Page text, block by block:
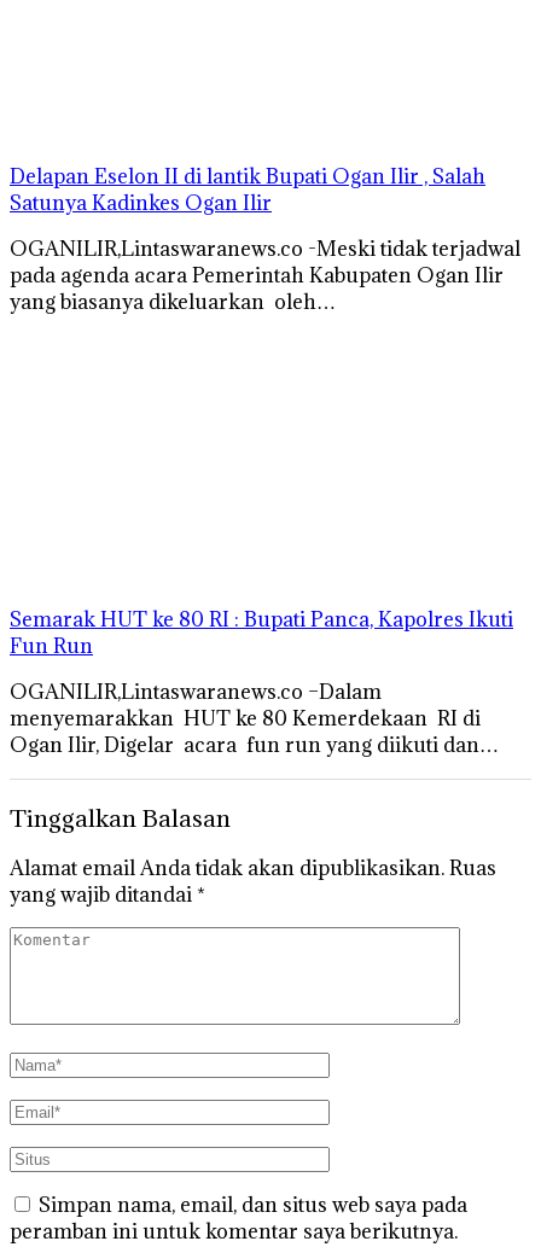
Delapan Eselon II di lantik Bupati Ogan Ilir , Salah
Satunya Kadinkes Ogan Ilir
OGANILIR,Lintaswaranews.co -Meski tidak terjadwal
pada agenda acara Pemerintah Kabupaten Ogan Ilir
yang biasanya dikeluarkan oleh…
Semarak HUT ke 80 RI : Bupati Panca, Kapolres Ikuti
Fun Run
OGANILIR,Lintaswaranews.co –Dalam
menyemarakkan HUT ke 80 Kemerdekaan RI di
Ogan Ilir, Digelar acara fun run yang diikuti dan…
Tinggalkan Balasan
Alamat email Anda tidak akan dipublikasikan.Ruas
yang wajib ditandai *
Simpan nama, email, dan situs web saya pada
peramban ini untuk komentar saya berikutnya.